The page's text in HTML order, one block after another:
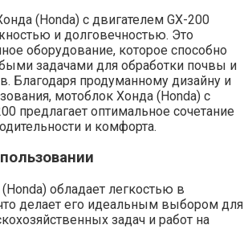
(Honda) с двигателем GX-200
и долговечностью. Это
оборудование, которое способно
задачами для обработки почвы и
Благодаря продуманному дизайну и
мотоблок Хонда (Honda) с
предлагает оптимальное сочетание
и комфорта.
обладает легкостью в
делает его идеальным выбором для
задач и работ на